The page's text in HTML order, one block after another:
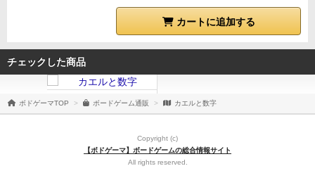
カートに追加する
チェックした商品
ボドゲーマTOP ボードゲーム通販 カエルと数字
Copyright (c)
【ボドゲーマ】ボードゲームの総合情報サイト
All rights reserved.